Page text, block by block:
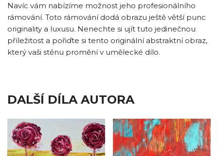
Navíc vám nabízíme možnost jeho profesionálního
rámování. Toto rámování dodá obrazu ještě větší punc
originality a luxusu. Nenechte si ujít tuto jedinečnou
příležitost a pořiďte si tento originální abstraktní obraz,
který vaši stěnu promění v umělecké dílo.
DALŠÍ DÍLA AUTORA